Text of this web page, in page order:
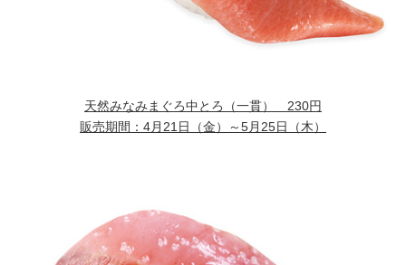
天然みなみまぐろ中とろ（一貫） 230円
販売期間： 4月21日（金）～5月25日（木）